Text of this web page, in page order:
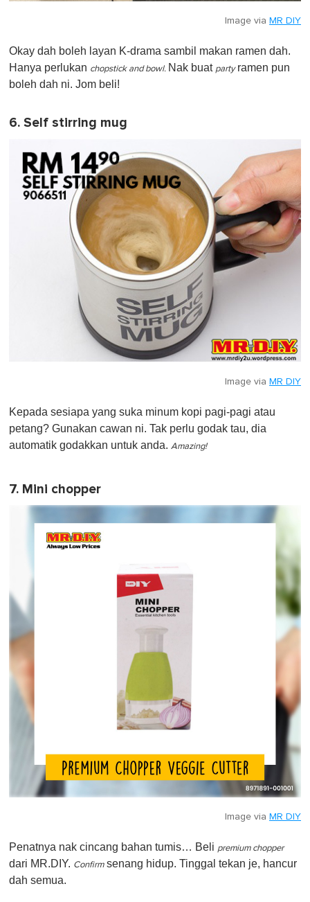
Image via MR DIY
Okay dah boleh layan K-drama sambil makan ramen dah.
Hanya perlukan chopstick and bowl. Nak buat partyramen pun
boleh dah ni. Jom beli!
6. Self stirring mug
Image via MR DIY
Kepada sesiapa yang suka minum kopi pagi-pagi atau
petang? Gunakan cawan ni. Tak perlu godak tau, dia
automatik godakkan untuk anda. Amazing!
7. Mini chopper
Image via MR DIY
Penatnya nak cincang bahan tumis… Beli premium chopper
dari MR.DIY. Confirm senang hidup. Tinggal tekan je, hancur
dah semua.